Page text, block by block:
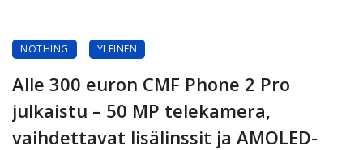
NOTHING YLEINEN
Alle 300 euron CMF Phone 2 Pro
julkaistu – 50 MP telekamera,
vaihdettavat lisälinssit ja AMOLED-